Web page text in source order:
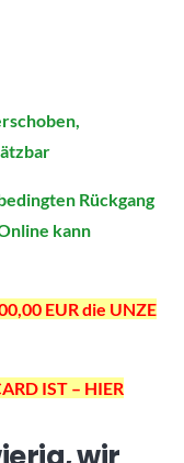
Rückgang
kann
EUR die UNZE
IST – HIER